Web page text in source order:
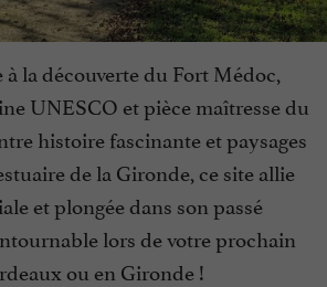
la découverte du Fort Médoc,
UNESCO et pièce maîtresse du
histoire fascinante et paysages
de la Gironde, ce site allie
et plongée dans son passé
lors de votre prochain
ou en Gironde !